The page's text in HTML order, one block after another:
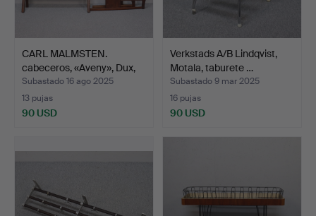
CARL MALMSTEN.
cabeceros, «Aveny», Dux,
se…
Subastado 16 ago 2025
13 pujas
90 USD
Verkstads A/B Lindqvist,
Motala, taburete …
Subastado 9 mar 2025
16 pujas
90 USD